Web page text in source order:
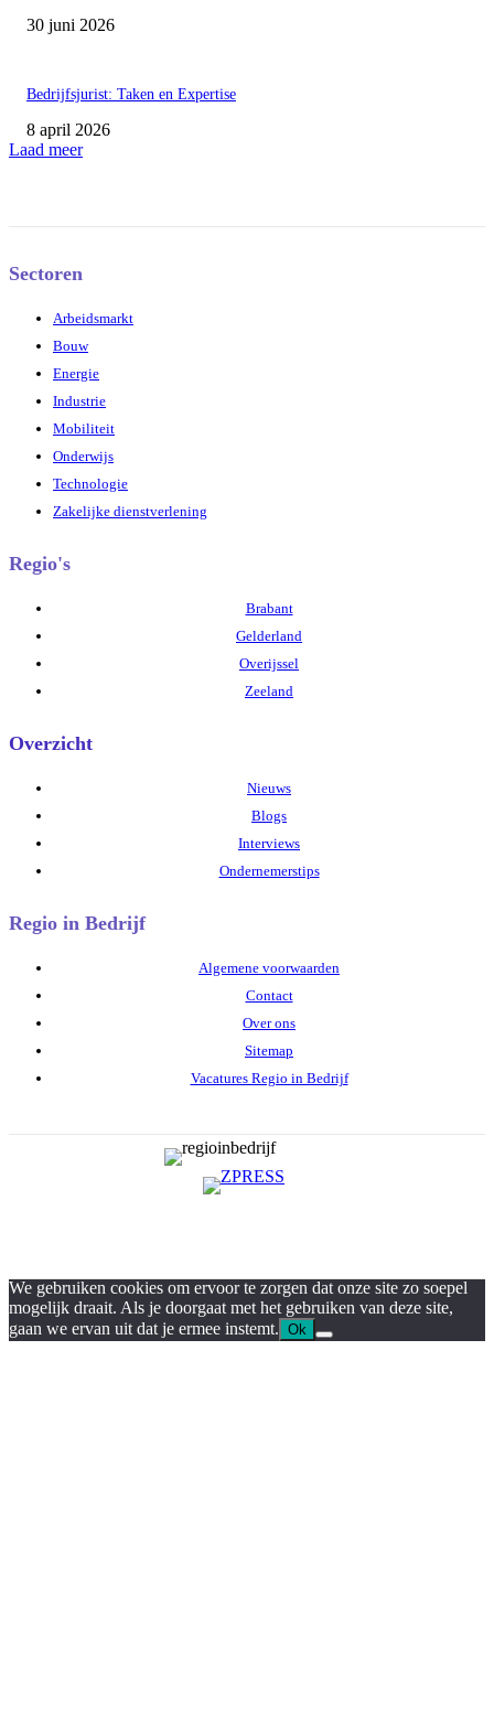
30 juni 2026
Bedrijfsjurist: Taken en Expertise
8 april 2026
Laad meer
Sectoren
Arbeidsmarkt
Bouw
Energie
Industrie
Mobiliteit
Onderwijs
Technologie
Zakelijke dienstverlening
Regio's
Brabant
Gelderland
Overijssel
Zeeland
Overzicht
Nieuws
Blogs
Interviews
Ondernemerstips
Regio in Bedrijf
Algemene voorwaarden
Contact
Over ons
Sitemap
Vacatures Regio in Bedrijf
We gebruiken cookies om ervoor te zorgen dat onze site zo soepel
mogelijk draait. Als je doorgaat met het gebruiken van deze site,
gaan we ervan uit dat je ermee instemt. Ok